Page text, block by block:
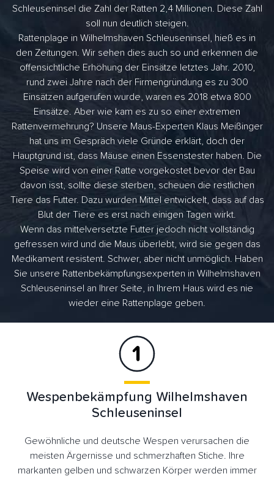
Schleuseninsel die Zahl der Ratten 2,4 Millionen. Diese Zahl
soll nun deutlich steigen.
Rattenplage in Wilhelmshaven Schleuseninsel, hieß es in
den Zeitungen. Wir sehen dies auch so und erkennen die
offensichtliche Erhöhung der Einsätze letztes Jahr. 2010,
rund zwei Jahre nach der Firmengründung es zu 300
Einsätzen aufgerufen wurde, waren es 2018 etwa 800
Einsätze. Aber wie kam es zu so einer extremen
Rattenvermehrung? Unsere Maus-Experten Klaus Meißinger
hat uns im Gespräch viele Gründe erklärt, doch der
Hauptgrund ist, dass Mäuse einen Essenstester haben. Die
Speise wird von einer Ratte vorgekostet bevor der Bau
davon isst, sollte diese sterben, scheuen die restlichen
Tiere das Futter. Dazu wurden Mittel entwickelt, dass auf das
Blut der Tiere es erst nach einigen Tagen wirkt.
Wenn das mittelversetzte Futter jedoch nicht vollständig
gefressen wird und die Maus überlebt, wird sie gegen das
Medikament resistent. Schwer, aber nicht unmöglich. Haben
Sie unsere Rattenbekämpfungsexperten in Wilhelmshaven
Schleuseninsel an Ihrer Seite, in Ihrem Haus wird es nie
wieder eine Rattenplage geben.
Wespenbekämpfung Wilhelmshaven
Schleuseninsel
Gewöhnliche und deutsche Wespen verursachen die
meisten Ärgernisse und schmerzhaften Stiche. Ihre
markanten gelben und schwarzen Körper werden immer